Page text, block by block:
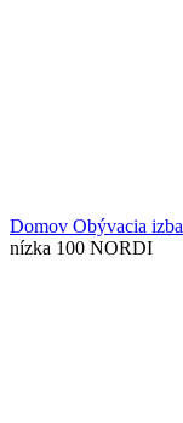
Domov Obývacia izba
nízka 100 NORDI